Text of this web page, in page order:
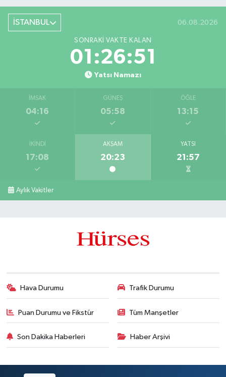
İSTANBUL 06.08.2026
SONRAKI VAKTE KALAN
01:26:50
Yatsı Namazı
İMSAK
04:16
GÜNEŞ
05:58
ÖĞLE
13:15
İKINDI
17:08
AKŞAM
20:23
YATSI
21:57
Aylık Vakitler
Hava Durumu Trafik Durumu
Puan Durumu ve Fikstür Tüm Manşetler
Son Dakika Haberleri Haber Arşivi